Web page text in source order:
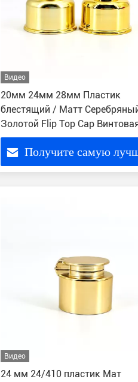
Видео
20мм 24мм 28мм Пластик
блестящий / Матт
Золотой Flip Top Cap
крышка бутылки
Получите самую
Видео
24 мм 24/410 пластик Мат